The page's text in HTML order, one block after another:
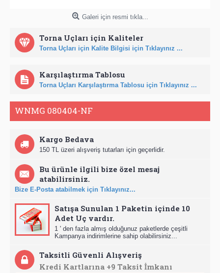
Galeri için resmi tıkla...
Torna Uçları için Kaliteler
Torna Uçları için Kalite Bilgisi için Tıklayınız ...
Karşılaştırma Tablosu
Torna Uçları Karşılaştırma Tablosu için Tıklayınız ...
WNMG 080404-NF
Kargo Bedava
150 TL üzeri alışveriş tutarları için geçerlidir.
Bu ürünle ilgili bize özel mesaj
atabilirsiniz.
Bize E-Posta atabilmek için Tıklayınız...
Satışa Sunulan 1 Paketin içinde 10
Adet Uç vardır.
1 ' den fazla almış olduğunuz paketlerde çeşitli
Kampanya indirimlerine sahip olabilirsiniz...
Taksitli Güvenli Alışveriş
Kredi Kartlarına +9 Taksit İmkanı